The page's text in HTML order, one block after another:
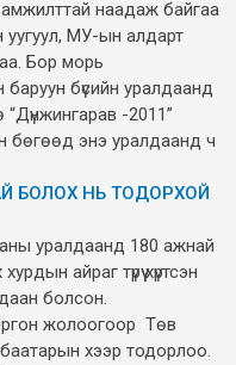
наадаж байгаа
уугуул, МУ-ын алдарт
Бор морь
баруун бүсийн уралдаанд
“Дүнжингарав -2011”
бөгөөд энэ уралдаанд ч
БОЛОХ НЬ ТОДОРХОЙ
уралдаанд 180 ажнай
айраг түрүү хүртсэн
болсон.
жолоогоор Төв
хээр тодорлоо.